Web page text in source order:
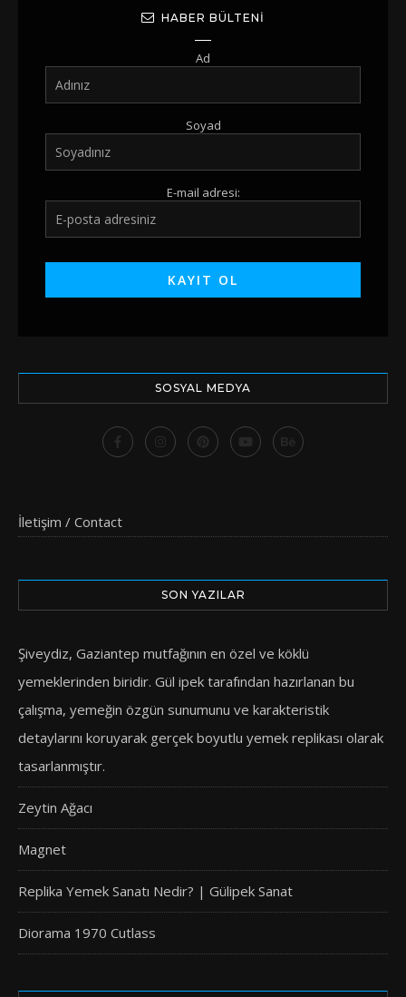
HABER BÜLTENI
Ad
Soyad
E-mail adresi:
SOSYAL MEDYA
İletişim / Contact
SON YAZILAR
Şiveydiz, Gaziantep mutfağının en özel ve köklü
yemeklerinden biridir. Gül ipek tarafından hazırlanan bu
çalışma, yemeğin özgün sunumunu ve karakteristik
detaylarını koruyarak gerçek boyutlu yemek replikası olarak
tasarlanmıştır.
Zeytin Ağacı
Magnet
Replika Yemek Sanatı Nedir? | Gülipek Sanat
Diorama 1970 Cutlass